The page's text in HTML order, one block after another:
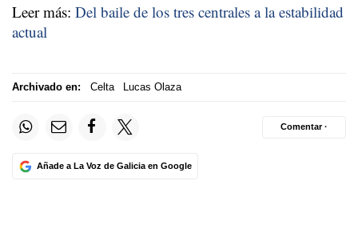
Leer más: Del baile de los tres centrales a la estabilidad
actual
Archivado en: Celta Lucas Olaza
Añade a La Voz de Galicia en Google
Comentar ·